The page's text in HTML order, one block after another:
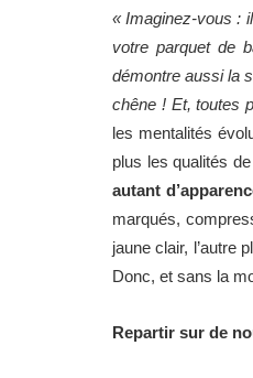
« Imaginez-vous :
votre parquet de
démontre aussi la
chêne ! Et, toutes
les mentalités
plus les qualités
autant
marqués,
jaune clair, l’autre
Donc, et sans la
Repartir sur de